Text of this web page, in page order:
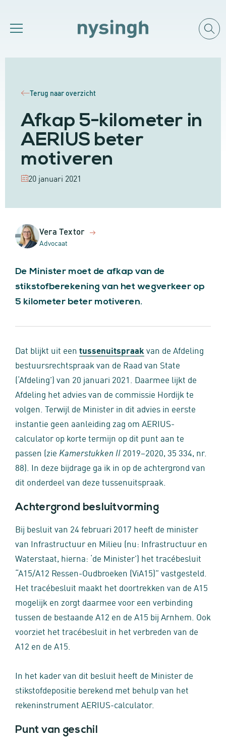
Terug naar overzicht
Afkap 5-kilometer in
AERIUS beter
motiveren
20 januari 2021
Vera Textor
Advocaat
De Minister moet de afkap van de
stikstofberekening van het wegverkeer op
5 kilometer beter motiveren.
Dat blijkt uit een tussenuitspraak van de Afdeling
bestuursrechtspraak van de Raad van State
(‘Afdeling’) van 20 januari 2021. Daarmee lijkt de
Afdeling het advies van de commissie Hordijk te
volgen. Terwijl de Minister in dit advies in eerste
instantie geen aanleiding zag om AERIUS-
calculator op korte termijn op dit punt aan te
passen (zie Kamerstukken II 2019–2020, 35 334, nr.
88). In deze bijdrage ga ik in op de achtergrond van
dit onderdeel van deze tussenuitspraak.
Achtergrond besluitvorming
Bij besluit van 24 februari 2017 heeft de minister
van Infrastructuur en Milieu (nu: Infrastructuur en
Waterstaat, hierna: ‘de Minister’) het tracébesluit
“A15/A12 Ressen-Oudbroeken (ViA15)” vastgesteld.
Het tracébesluit maakt het doortrekken van de A15
mogelijk en zorgt daarmee voor een verbinding
tussen de bestaande A12 en de A15 bij Arnhem. Ook
voorziet het tracébesluit in het verbreden van de
A12 en de A15.
In het kader van dit besluit heeft de Minister de
stikstofdepositie berekend met behulp van het
rekeninstrument AERIUS-calculator.
Punt van geschil